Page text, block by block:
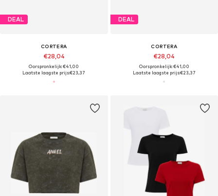
DEAL
CORTERA
€28,04
Oorspronkelijk: €41,00
Laatste laagste prijs:€23,37
DEAL
CORTERA
€28,04
Oorspronkelijk: €41,00
Laatste laagste prijs:€23,37